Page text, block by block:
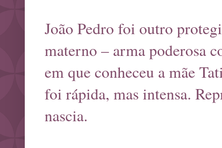
João Pedro foi outro
materno – arma poderosa
em que conheceu a mãe
foi rápida, mas intensa.
nascia.